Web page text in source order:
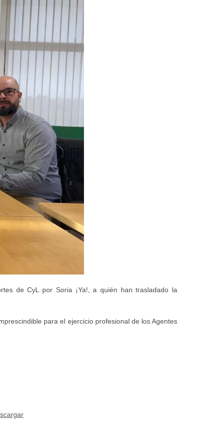
de CyL por Soria ¡Ya!, a quién han trasladado la
para el ejercicio profesional de los Agentes